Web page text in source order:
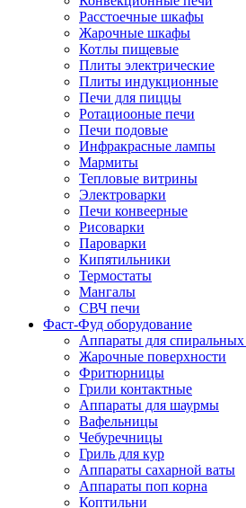
Расстоечные шкафы
Жарочные шкафы
Котлы пищевые
Плиты электрические
Плиты индукционные
Печи для пиццы
Ротациооные печи
Печи подовые
Инфракрасные лампы
Мармиты
Тепловые витрины
Электроварки
Печи конвеерные
Рисоварки
Пароварки
Кипятильники
Термостаты
Мангалы
СВЧ печи
Фаст-Фуд оборудование
Аппараты для
Жарочные поверхности
Фритюрницы
Грили контактные
Аппараты для шаурмы
Вафельницы
Чебуречницы
Гриль для кур
Аппараты сахарной ваты
Аппараты поп корна
Коптильни